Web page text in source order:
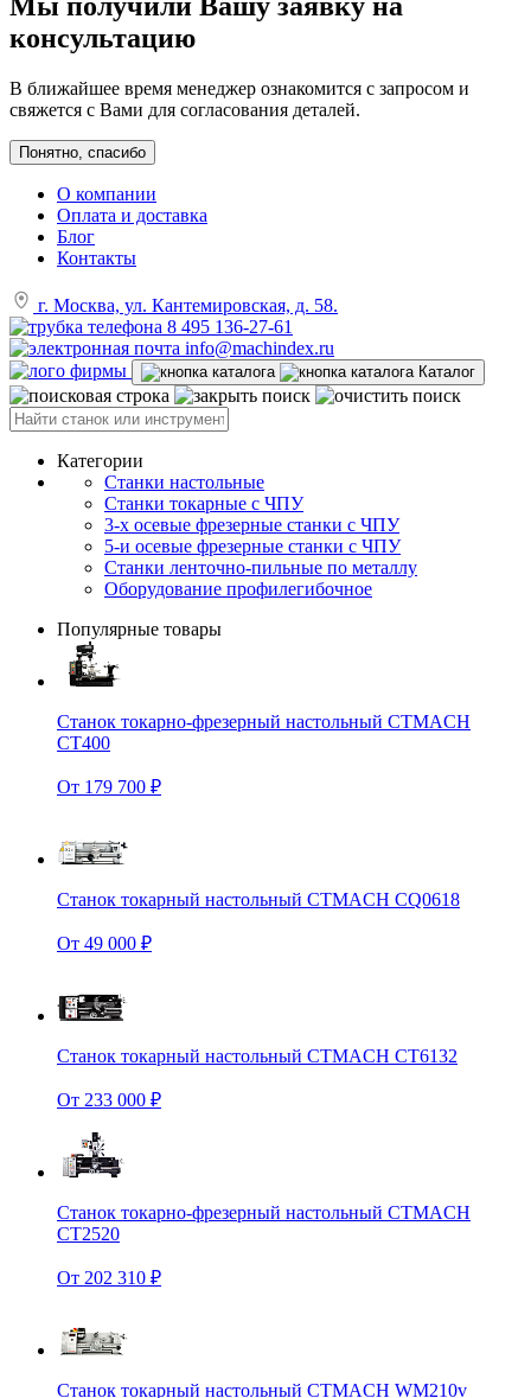
консультацию
В ближайшее время менеджер ознакомится с запросом и
свяжется с Вами для согласования деталей.
Понятно, спасибо
О компании
Оплата и доставка
Блог
Контакты
г. Москва, ул. Кантемировская, д. 58.
8 495 136-27-61
info@machindex.ru
Каталог
Категории
Станки настольные
Станки токарные с ЧПУ
3-х осевые фрезерные станки с ЧПУ
5-и осевые фрезерные станки с ЧПУ
Станки ленточно-пильные по металлу
Оборудование профилегибочное
Популярные товары
Станок токарно-фрезерный настольный CTMACH
CT400
От 179 700 ₽
Станок токарный настольный CTMACH CQ0618
От 49 000 ₽
Станок токарный настольный CTMACH CT6132
От 233 000 ₽
Станок токарно-фрезерный настольный CTMACH
CT2520
От 202 310 ₽
Станок токарный настольный CTMACH WM210v